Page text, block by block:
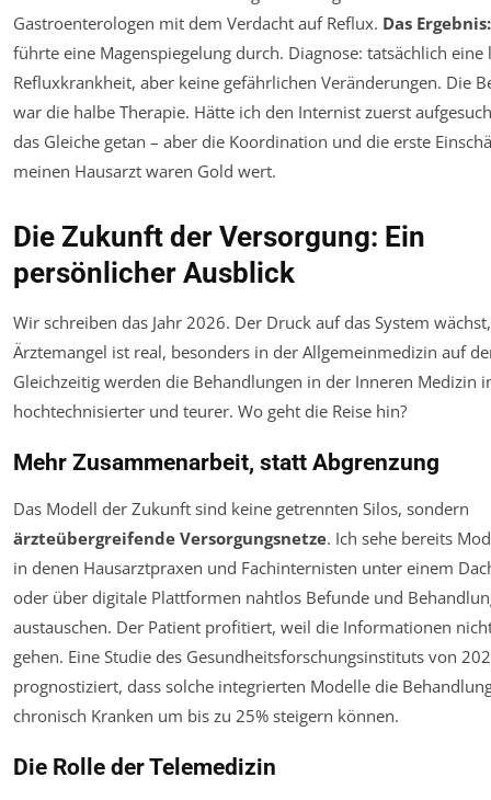
Gastroenterologen mit dem Verdacht auf Reflux. Das Ergebnis:
führte eine Magenspiegelung durch. Diagnose: tatsächlich eine
Refluxkrankheit, aber keine gefährlichen Veränderungen. Die
war die halbe Therapie. Hätte ich den Internist zuerst
das Gleiche getan – aber die Koordination und die erste
meinen Hausarzt waren Gold wert.
Die Zukunft der Versorgung: Ein
persönlicher Ausblick
Wir schreiben das Jahr 2026. Der Druck auf das System
Ärztemangel ist real, besonders in der Allgemeinmedizin auf
Gleichzeitig werden die Behandlungen in der Inneren Medizin
hochtechnisierter und teurer. Wo geht die Reise hin?
Mehr Zusammenarbeit, statt Abgrenzung
Das Modell der Zukunft sind keine getrennten Silos, sondern
ärzteübergreifende Versorgungsnetze. Ich sehe bereits
in denen Hausarztpraxen und Fachinternisten unter einem
oder über digitale Plattformen nahtlos Befunde und
austauschen. Der Patient profitiert, weil die Informationen
gehen. Eine Studie des Gesundheitsforschungsinstituts von
prognostiziert, dass solche integrierten Modelle die
chronisch Kranken um bis zu 25% steigern können.
Die Rolle der Telemedizin